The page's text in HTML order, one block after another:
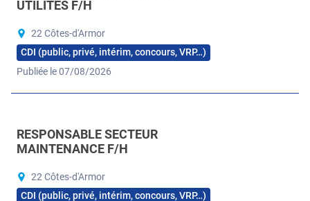
UTILITÉS F/H
22 Côtes-d'Armor
CDI (public, privé, intérim, concours, VRP…)
Publiée le 07/08/2026
RESPONSABLE SECTEUR
MAINTENANCE F/H
22 Côtes-d'Armor
CDI (public, privé, intérim, concours, VRP…)